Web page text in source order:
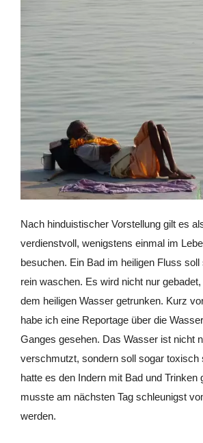
Nach hinduistischer Vorstellung gilt es
verdienstvoll, wenigstens einmal im
besuchen. Ein Bad im heiligen Fluss
rein waschen. Es wird nicht nur
dem heiligen Wasser getrunken. Kurz
habe ich eine Reportage über die
Ganges gesehen. Das Wasser ist nicht
verschmutzt, sondern soll sogar toxisch
hatte es den Indern mit Bad und Trinken
musste am nächsten Tag schleunigst
werden.